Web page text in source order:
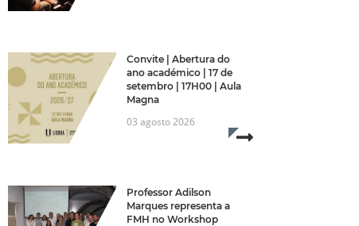
Convite | Abertura do
ano académico | 17 de
setembro | 17H00 | Aula
Magna
03 agosto 2026
Read more...
Professor Adilson
Marques representa a
FMH no Workshop